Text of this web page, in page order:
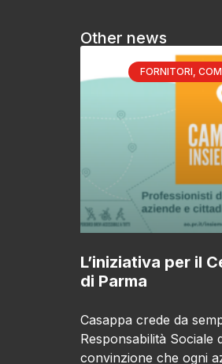
Other news
FORNITORI,
L’iniziativa per il
di Parma
Casappa crede da
Responsabilità Sociale
convinzione che ogni